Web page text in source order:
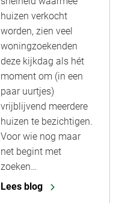
huizen verkocht
worden, zien veel
woningzoekenden
deze kijkdag als hét
moment om (in een
paar uurtjes)
vrijblijvend meerdere
huizen te bezichtigen.
Voor wie nog maar
net begint met
zoeken…
Lees blog